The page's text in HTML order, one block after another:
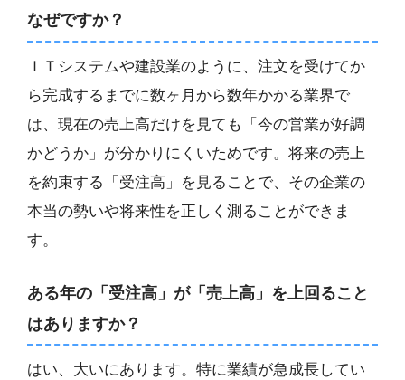
なぜですか？
ＩＴシステムや建設業のように、注文を受けてか
ら完成するまでに数ヶ月から数年かかる業界で
は、現在の売上高だけを見ても「今の営業が好調
かどうか」が分かりにくいためです。将来の売上
を約束する「受注高」を見ることで、その企業の
本当の勢いや将来性を正しく測ることができま
す。
ある年の「受注高」が「売上高」を上回ること
はありますか？
はい、大いにあります。特に業績が急成長してい